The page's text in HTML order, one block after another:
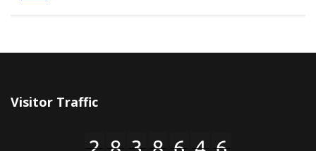
Visitor Traffic